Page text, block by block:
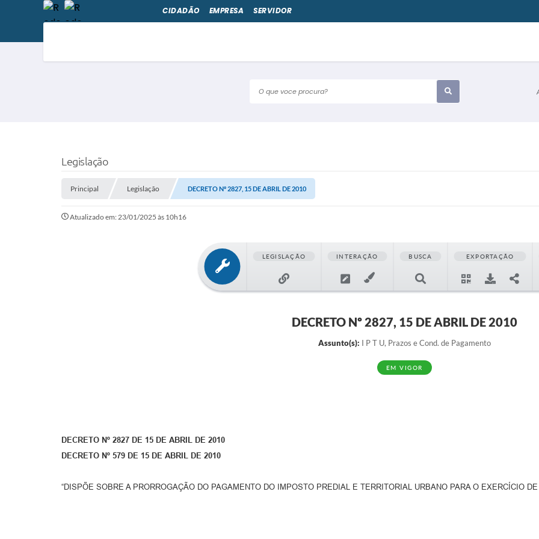
O que voce procura?
CIDADÃO EMPRESA SERVIDOR
Legislação
Principal Legislação DECRETO Nº 2827, 15 DE ABRIL DE 2010
Atualizado em: 23/01/2025 às 10h16
LEGISLAÇÃO INTERAÇÃO BUSCA EXPORTAÇÃO
DECRETO Nº 2827, 15 DE ABRIL DE 2010
Assunto(s): I P T U, Prazos e Cond. de Pagamento
EM VIGOR
DECRETO Nº 2827 DE 15 DE ABRIL DE 2010
DECRETO Nº 579 DE 15 DE ABRIL DE 2010
“DISPÕE SOBRE A PRORROGAÇÃO DO PAGAMENTO DO IMPOSTO PREDIAL E TERRITORIAL URBANO PARA O EXERCÍCIO DE